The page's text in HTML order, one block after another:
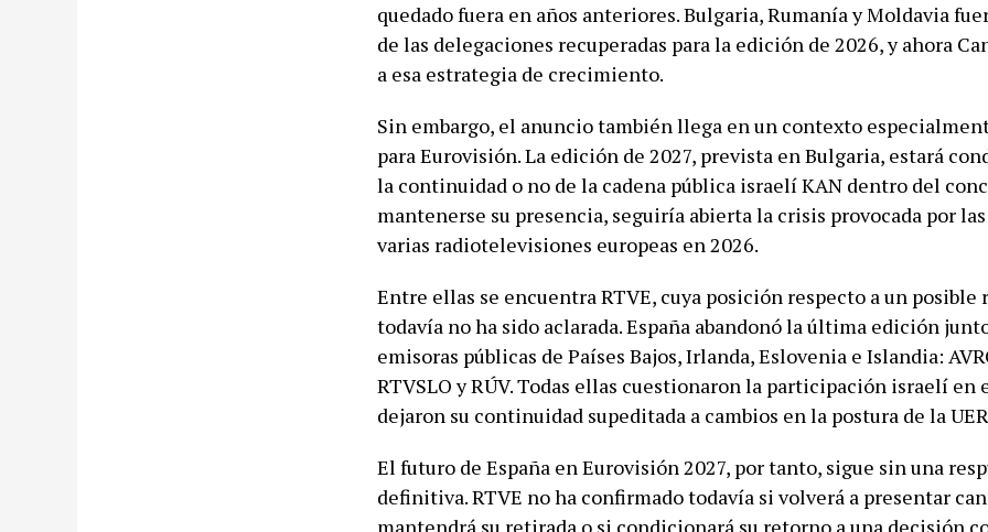
quedado fuera en años anteriores. Bulgaria, Rumanía y Moldavia
de las delegaciones recuperadas para la edición de 2026, y ahora
a esa estrategia de crecimiento.
Sin embargo, el anuncio también llega en un contexto
para Eurovisión. La edición de 2027, prevista en Bulgaria, estará
la continuidad o no de la cadena pública israelí KAN dentro del
mantenerse su presencia, seguiría abierta la crisis provocada por
varias radiotelevisiones europeas en 2026.
Entre ellas se encuentra RTVE, cuya posición respecto a un posible
todavía no ha sido aclarada. España abandonó la última edición
emisoras públicas de Países Bajos, Irlanda, Eslovenia e Islandia:
RTVSLO y RÚV. Todas ellas cuestionaron la participación israelí en
dejaron su continuidad supeditada a cambios en la postura de la
El futuro de España en Eurovisión 2027, por tanto, sigue sin una
definitiva. RTVE no ha confirmado todavía si volverá a presentar